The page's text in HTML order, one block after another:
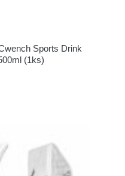
Sports Drink
(1ks)